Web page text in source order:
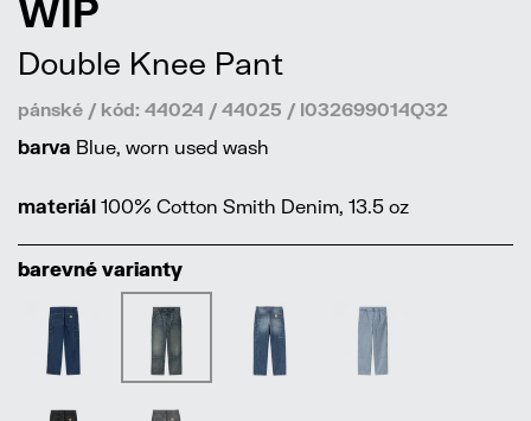
WIP
Double Knee Pant
pánské / kód: 44024 / 44025 / I032699014Q32
barva Blue, worn used wash
materiál 100% Cotton Smith Denim, 13.5 oz
barevné varianty